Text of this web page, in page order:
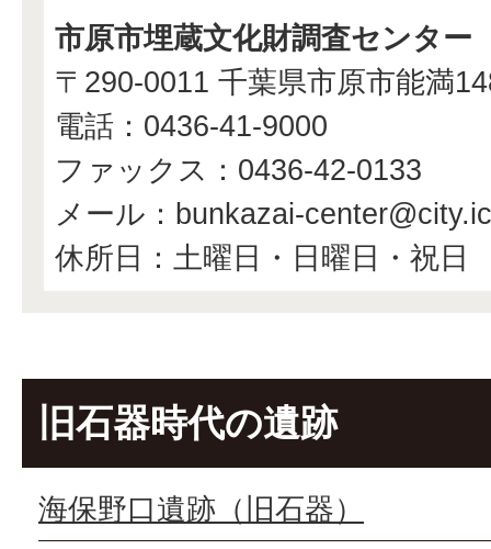
市原市埋蔵文化財調査センター
〒290-0011 千葉県市原市能満
電話：0436-41-9000
ファックス：0436-42-0133
メール：bunkazai-
休所日：土曜日・日曜日・祝日
旧石器時代の遺跡
海保野口遺跡（旧石器）